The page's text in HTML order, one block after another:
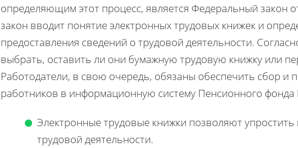
определяющим этот процесс, является Федеральный закон
закон вводит понятие электронных трудовых книжек и
предоставления сведений о трудовой деятельности.
выбрать, оставить ли они бумажную трудовую книжку или
Работодатели, в свою очередь, обязаны обеспечить сбор и
работников в информационную систему Пенсионного
Электронные трудовые книжки позволяют
трудовой деятельности.